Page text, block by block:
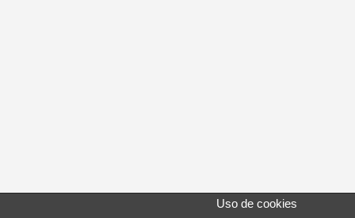
Uso de cookies